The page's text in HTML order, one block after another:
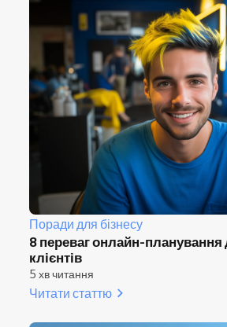
Поради для бізнесу
8 переваг онлайн-
клієнтів
5 хв читання
Читати статтю